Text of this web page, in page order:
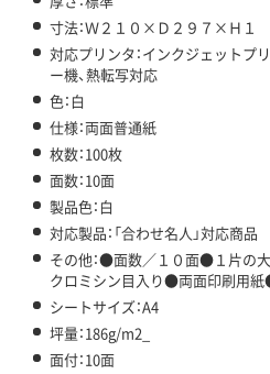
寸法：Ｗ２１０×Ｄ２９７×Ｈ１
対応プリンタ：インクジェットプ
ー機、熱転写対応
色：白
仕様：両面普通紙
枚数：100枚
面数：10面
製品色：白
対応製品：「合わせ名人」対応商品
その他：●面数／１０面●１片の
クロミシン目入り●両面印刷用紙
シートサイズ：A4
坪量：186g/m2_
面付：10面